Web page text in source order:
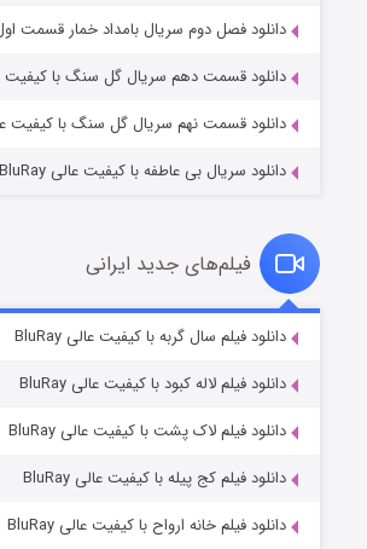
قسمت۲ (زیرنویس) منتشر
قسمت۷ (زیرنویس) منتشر
دانلود فصل دوم سریال بامداد خمار قسمت
دانلود قسمت دهم سریال گل سنگ با کیفیت
دانلود قسمت نهم سریال گل سنگ با کیفیت
دانلود سریال بی عاطفه با کیفیت عالی 1080p BluRay
فیلم‌های جدید ایرانی
دانلود فیلم سال گربه با کیفیت عالی BluRay
دانلود فیلم لاله کبود با کیفیت عالی BluRay
دانلود فیلم لاک پشت با کیفیت عالی BluRay
دانلود فیلم کج‌ پیله با کیفیت عالی BluRay
دانلود فیلم خانه ارواح با کیفیت عالی BluRay